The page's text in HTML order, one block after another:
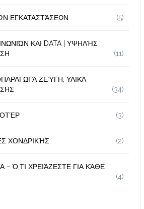
ΕΓΚΑΤΑΣΤΆΣΕΩΝ (5)
ΚΑΙ DATA | ΥΨΗΛΉΣ
(11)
ΖΕΎΓΗ, ΥΛΙΚΆ
(34)
(3)
ΧΟΝΔΡΙΚΉΣ (2)
– Ό,ΤΙ ΧΡΕΙΆΖΕΣΤΕ ΓΙΑ ΚΆΘΕ
(4)